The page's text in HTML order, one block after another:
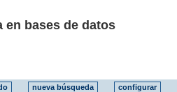
en bases de datos